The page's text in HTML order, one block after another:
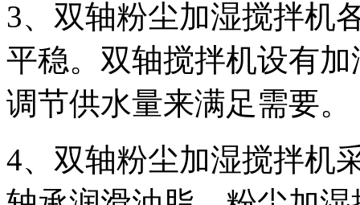
3、双轴粉尘加湿搅拌机
平稳。双轴搅拌机设有
调节供水量来满足需要。
4、双轴粉尘加湿搅拌机